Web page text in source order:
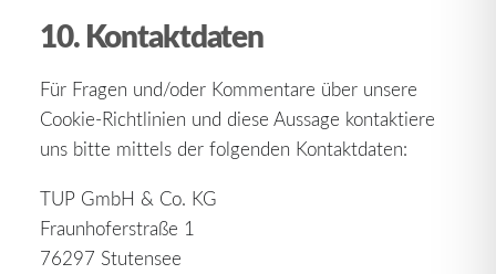
10. Kontaktdaten
Für Fragen und/oder Kommentare über unsere
Cookie-Richtlinien und diese Aussage kontaktiere
uns bitte mittels der folgenden Kontaktdaten:
TUP GmbH & Co. KG
Fraunhoferstraße 1
76297 Stutensee